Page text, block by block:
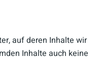
auf deren Inhalte wir
Inhalte auch keine